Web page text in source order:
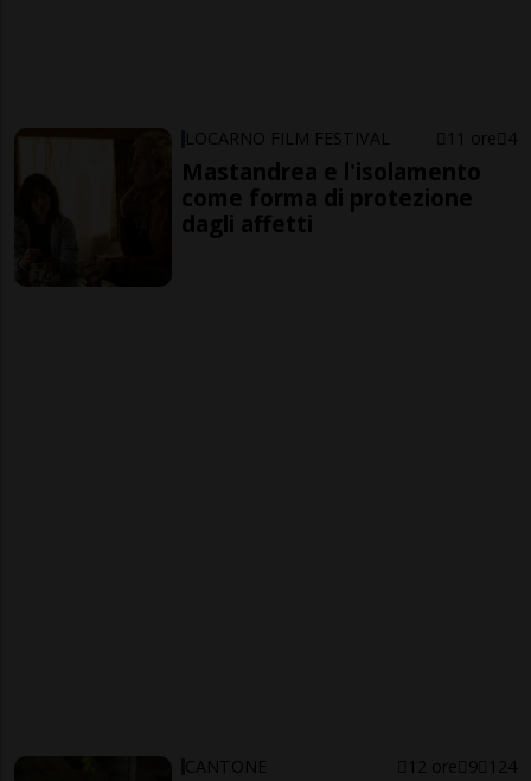
LOCARNO FILM FESTIVAL 11 ore 4
Mastandrea e l'isolamento
come forma di protezione
dagli affetti
CANTONE 12 ore 9 124